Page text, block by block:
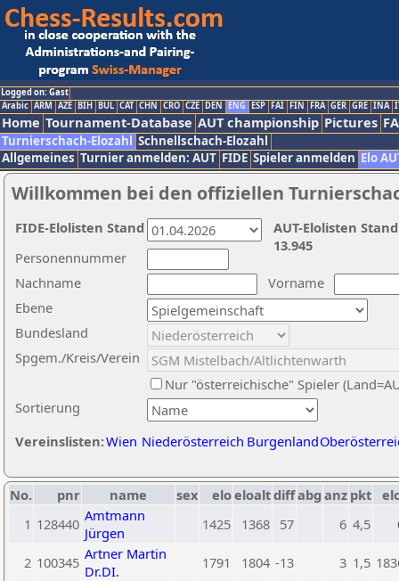
Logged on: Gast
Arabic ARM AZE BIH BUL CAT CHN CRO CZE DEN ENG ESP FAI FIN FRA GER GRE INA
Home Tournament-Database AUT championship Pictures
Turnierschach-Elozahl Schnellschach-Elozahl
Allgemeines Turnier anmelden: AUT FIDE Spieler anmelden Elo
Willkommen bei den offiziellen
Nachname
Vorname
Ebene
Sortierung
Personennummer
Bundesland
Spgem./Kreis/Verein
Nur "österreichische" Spieler
Vereinslisten:Wien Niederösterreich Burgenland
AUT-Elolisten
13.945
FIDE-Elolisten Stand
No. pnr name sex eloeloaltdiffabg anz pkt
1 128440 Amtmann
Jürgen
1425 1368 57 6 4,5
2 100345 Artner Martin
Dr.DI.
1791 1804 -13 3 1,5